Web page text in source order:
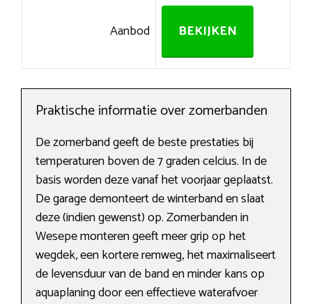
Aanbod BEKIJKEN
Praktische informatie over zomerbanden
De zomerband geeft de beste prestaties bij
temperaturen boven de 7 graden celcius. In de
basis worden deze vanaf het voorjaar geplaatst.
De garage demonteert de winterband en slaat
deze (indien gewenst) op. Zomerbanden in
Wesepe monteren geeft meer grip op het
wegdek, een kortere remweg, het maximaliseert
de levensduur van de band en minder kans op
aquaplaning door een effectieve waterafvoer